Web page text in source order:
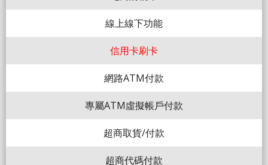
線上線下功能
信用卡刷卡
網路ATM付款
專屬ATM虛擬帳戶付款
超商取貨/付款
超商代碼付款